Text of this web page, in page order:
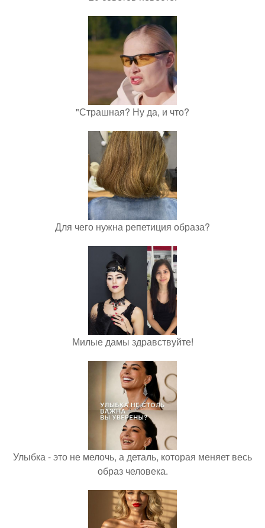
"Страшная? Ну да, и что?
Для чего нужна репетиция образа?
Милые дамы здравствуйте!
Улыбка - это не мелочь, а деталь, которая меняет весь
образ человека.